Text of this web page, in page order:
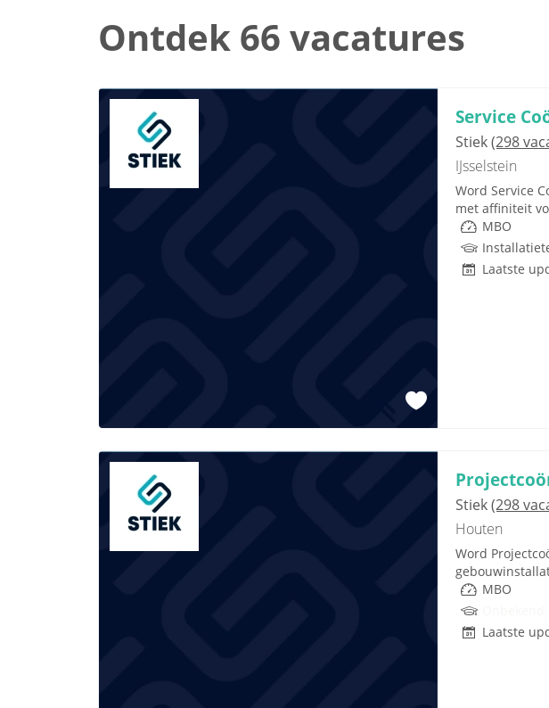
Ontdek 66 vacatures
Service
Stiek(298
IJsselstein
Word Service
met affiniteit
MBO
Laatste
Stiek(298
Houten
Word
MBO
Laatste